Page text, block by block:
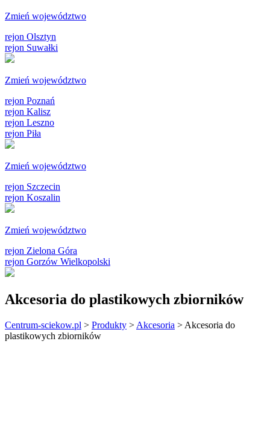
Zmień województwo
rejon Olsztyn
rejon Suwałki
Zmień województwo
rejon Poznań
rejon Kalisz
rejon Leszno
rejon Piła
Zmień województwo
rejon Szczecin
rejon Koszalin
Zmień województwo
rejon Zielona Góra
rejon Gorzów Wielkopolski
Akcesoria do plastikowych zbiorników
Centrum-sciekow.pl > Produkty > Akcesoria > Akcesoria do
plastikowych zbiorników